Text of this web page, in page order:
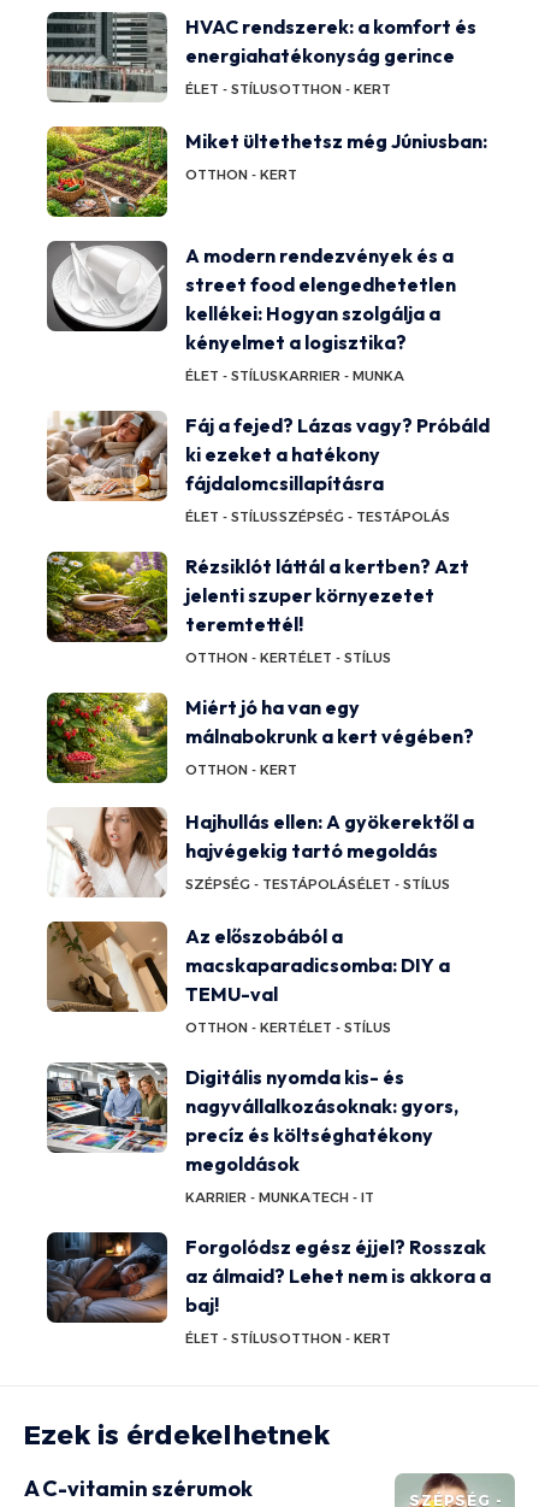
HVAC rendszerek: a komfort és
energiahatékonyság gerince
ÉLET - STÍLUSOTTHON - KERT
Miket ültethetsz még Júniusban:
OTTHON - KERT
A modern rendezvények és a
street food elengedhetetlen
kellékei: Hogyan szolgálja a
kényelmet a logisztika?
ÉLET - STÍLUSKARRIER - MUNKA
Fáj a fejed? Lázas vagy? Próbáld
ki ezeket a hatékony
fájdalomcsillapításra
ÉLET - STÍLUSSZÉPSÉG - TESTÁPOLÁS
Rézsiklót láttál a kertben? Azt
jelenti szuper környezetet
teremtettél!
OTTHON - KERTÉLET - STÍLUS
Miért jó ha van egy
málnabokrunk a kert végében?
OTTHON - KERT
Hajhullás ellen: A gyökerektől a
hajvégekig tartó megoldás
SZÉPSÉG - TESTÁPOLÁSÉLET - STÍLUS
Az előszobából a
macskaparadicsomba: DIY a
TEMU-val
OTTHON - KERTÉLET - STÍLUS
Digitális nyomda kis- és
nagyvállalkozásoknak: gyors,
precíz és költséghatékony
megoldások
KARRIER - MUNKATECH - IT
Forgolódsz egész éjjel? Rosszak
az álmaid? Lehet nem is akkora a
baj!
ÉLET - STÍLUSOTTHON - KERT
Ezek is érdekelhetnek
SZÉPSÉG -
A C-vitamin szérumok